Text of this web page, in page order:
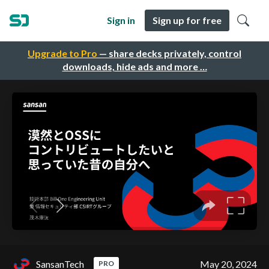
Upgrade to Pro — share decks privately, control
downloads, hide ads and more …
Sign in Sign up for free
SansanTech PRO May 20, 2024